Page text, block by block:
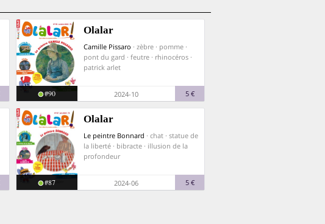
Olalar
Camille Pissaro · zèbre · pomme ·
pont du gard · feutre · rhinocéros ·
patrick arlet
#90 2024-10 5 €
Olalar
Le peintre Bonnard · chat · statue de
la liberté · bibracte · illusion de la
profondeur
#87 2024-06 5 €